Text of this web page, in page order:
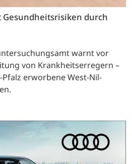
durch
warnt vor
von Krankheitserregern –
erworbene West-Nil-